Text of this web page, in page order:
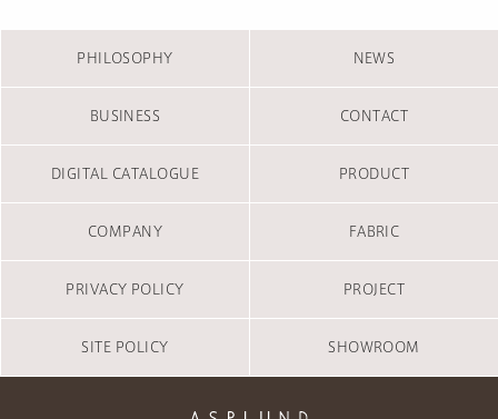
PHILOSOPHY NEWS
BUSINESS CONTACT
DIGITAL CATALOGUE PRODUCT
COMPANY FABRIC
PRIVACY POLICY PROJECT
SITE POLICY SHOWROOM